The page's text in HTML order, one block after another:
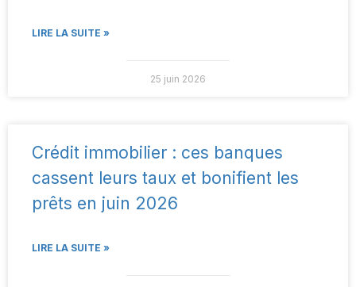
LIRE LA SUITE »
25 juin 2026
Crédit immobilier : ces banques
cassent leurs taux et bonifient les
prêts en juin 2026
LIRE LA SUITE »